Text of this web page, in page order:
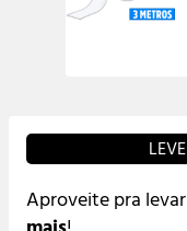
LEVE
Aproveite pra levar